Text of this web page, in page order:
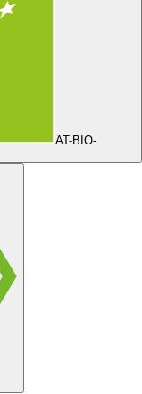
AT-BIO-